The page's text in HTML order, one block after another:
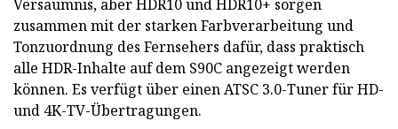
Versäumnis, aber HDR10 und HDR10+ sorgen
zusammen mit der starken Farbverarbeitung und
Tonzuordnung des Fernsehers dafür, dass praktisch
alle HDR-Inhalte auf dem S90C angezeigt werden
können. Es verfügt über einen ATSC 3.0-Tuner für HD-
und 4K-TV-Übertragungen.